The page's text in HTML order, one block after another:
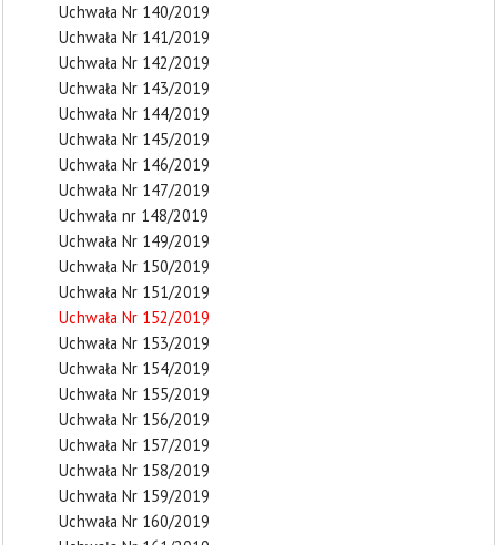
Uchwała Nr 140/2019
Uchwała Nr 141/2019
Uchwała Nr 142/2019
Uchwała Nr 143/2019
Uchwała Nr 144/2019
Uchwała Nr 145/2019
Uchwała Nr 146/2019
Uchwała Nr 147/2019
Uchwała nr 148/2019
Uchwała Nr 149/2019
Uchwała Nr 150/2019
Uchwała Nr 151/2019
Uchwała Nr 152/2019
Uchwała Nr 153/2019
Uchwała Nr 154/2019
Uchwała Nr 155/2019
Uchwała Nr 156/2019
Uchwała Nr 157/2019
Uchwała Nr 158/2019
Uchwała Nr 159/2019
Uchwała Nr 160/2019